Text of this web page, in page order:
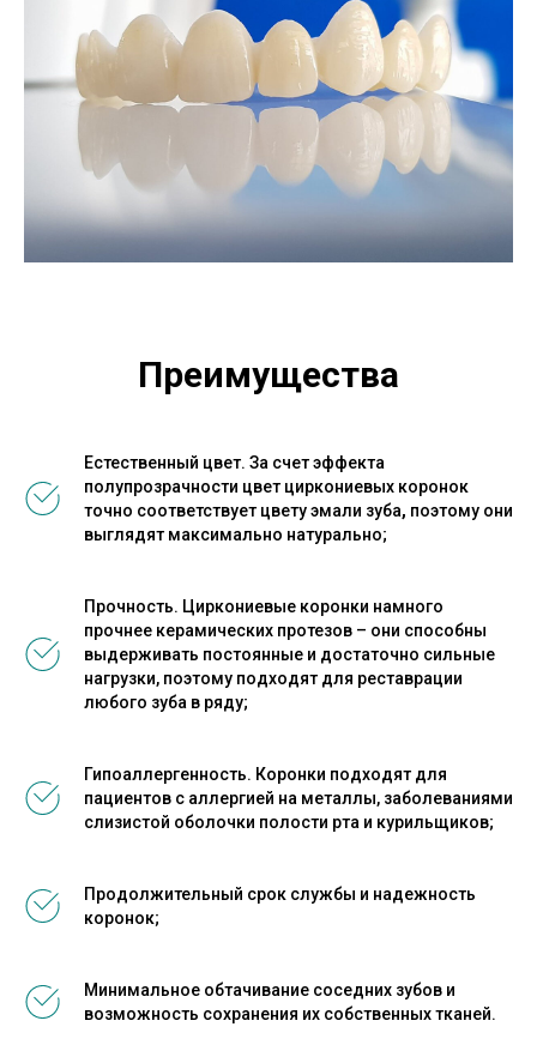
Преимущества
Естественный цвет. За счет эффекта
полупрозрачности цвет циркониевых коронок
точно соответствует цвету эмали зуба, поэтому они
выглядят максимально натурально;
Прочность. Циркониевые коронки намного
прочнее керамических протезов – они способны
выдерживать постоянные и достаточно сильные
нагрузки, поэтому подходят для реставрации
любого зуба в ряду;
Гипоаллергенность. Коронки подходят для
пациентов с аллергией на металлы, заболеваниями
слизистой оболочки полости рта и курильщиков;
Продолжительный срок службы и надежность
коронок;
Минимальное обтачивание соседних зубов и
возможность сохранения их собственных тканей.